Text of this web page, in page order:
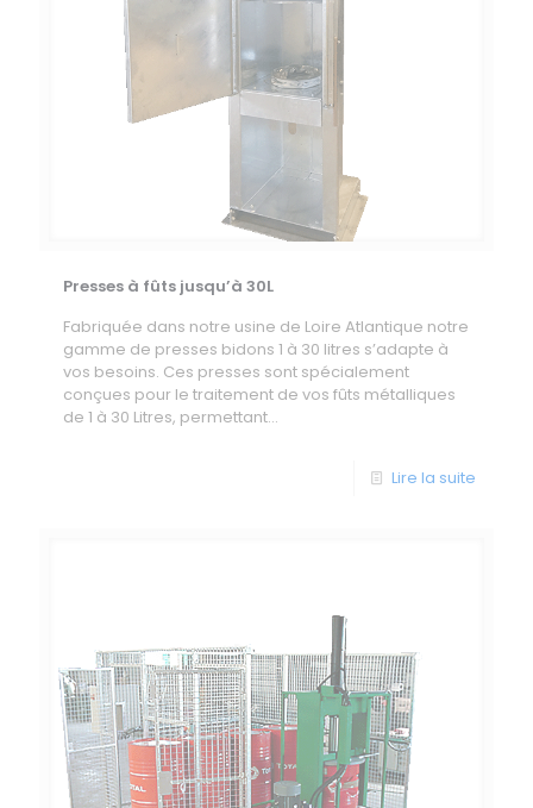
Presses à fûts jusqu’à 30L
Fabriquée dans notre usine de Loire Atlantique notre
gamme de presses bidons 1 à 30 litres s’adapte à
vos besoins. Ces presses sont spécialement
conçues pour le traitement de vos fûts métalliques
de 1 à 30 Litres, permettant...
Lire la suite